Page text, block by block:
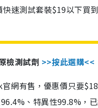
速測試套裝$19以下買
檢測試劑 >>按此選購<<
網有售，優惠價只要
、特異性99.8%，